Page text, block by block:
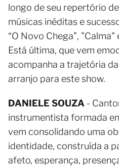
longo de seu repertório
músicas inéditas e
“O Novo Chega”, "Calma"
Está última, que vem
acompanha a trajetória
arranjo para este show.
DANIELE SOUZA -
instrumentista formada
vem consolidando uma
identidade, construída a
afeto, esperança,